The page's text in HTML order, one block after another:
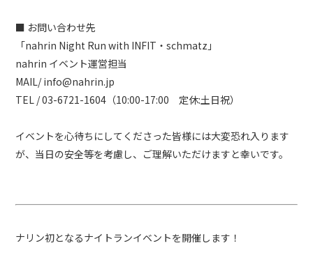
■ お問い合わせ先
「nahrin Night Run with INFIT・schmatz」
nahrin イベント運営担当
MAIL/ info@nahrin.jp
TEL / 03-6721-1604（10:00-17:00 定休:土日祝）
イベントを心待ちにしてくださった皆様には大変恐れ入ります
が、当日の安全等を考慮し、ご理解いただけますと幸いです。
ナリン初となるナイトランイベントを開催します！